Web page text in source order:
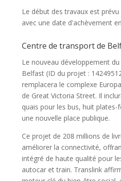
Le début des travaux est
avec une date d'achèvement
Centre de transport de
Le nouveau développement
Belfast (ID du projet :
remplacera le complexe
de Great Victoria Street. Il
quais pour les bus, huit
une nouvelle place publique.
Ce projet de 208 millions de
améliorer la connectivité,
intégré de haute qualité pour
autocar et train. Translink